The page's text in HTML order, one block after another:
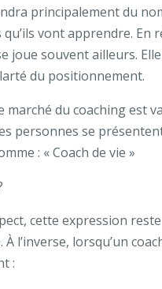
principalement du
vont apprendre. En
joue souvent ailleurs.
du positionnement.
marché du coaching est
personnes se
: « Coach de vie »
cette expression reste
À l’inverse, lorsqu’un
: